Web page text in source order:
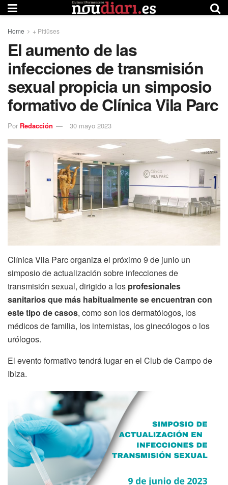
Home + Pitiüses
El aumento de las
infecciones de transmisión
sexual propicia un simposio
formativo de Clínica Vila Parc
Por Redacción 30 mayo 2023
Clínica Vila Parc organiza el próximo 9 de junio un
simposio de actualización sobre infecciones de
transmisión sexual, dirigido a los profesionales
sanitarios que más habitualmente se encuentran con
este tipo de casos, como son los dermatólogos, los
médicos de familia, los internistas, los ginecólogos o los
urólogos.
El evento formativo tendrá lugar en el Club de Campo de
Ibiza.